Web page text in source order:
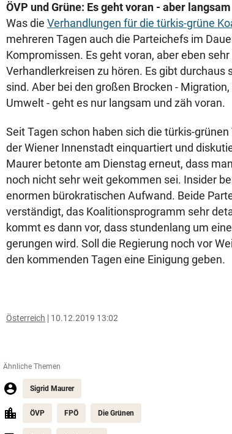
ÖVP und Grüne: Es geht voran - aber langsam
Was die Verhandlungen für die türkis-grüne
mehreren Tagen auch die Parteichefs im
Kompromissen. Es geht voran, aber eben
Verhandlerkreisen zu hören. Es gibt durchaus
sind. Aber bei den großen Brocken -
Umwelt - geht es nur langsam und zäh voran.
Seit Tagen schon haben sich die türkis-
der Wiener Innenstadt einquartiert und
Maurer betonte am Dienstag erneut, dass
noch nicht sehr weit gekommen sei. Insider
enormen bürokratischen Aufwand. Beide
verständigt, das Koalitionsprogramm sehr
kommt es dann vor, dass stundenlang um
gerungen wird. Soll die Regierung noch vor
den kommenden Tagen eine Einigung geben.
Österreich 10.12.2019 13:02
Ähnliche Themen
Sigrid Maurer
ÖVP FPÖ Die Grünen